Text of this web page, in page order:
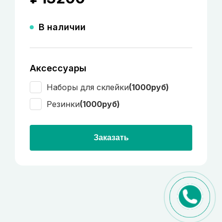
В наличии
Аксессуары
Наборы для склейки(1000руб)
Резинки(1000руб)
Заказать